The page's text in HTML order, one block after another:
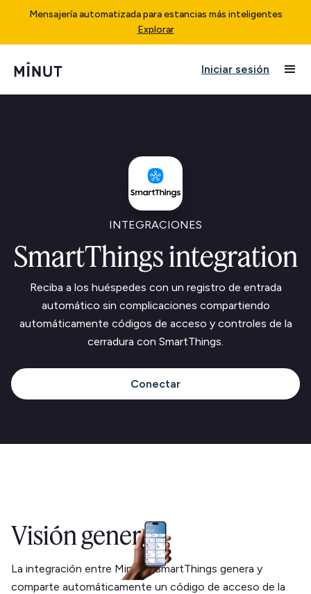
Mensajería automatizada para estancias más inteligentes
Explorar
Iniciar sesión
INTEGRACIONES
SmartThings integration
Reciba a los huéspedes con un registro de entrada
automático sin complicaciones compartiendo
automáticamente códigos de acceso y controles de la
cerradura con SmartThings.
Conectar
Visión general
La integración entre Minut y SmartThings genera y
comparte automáticamente un código de acceso de la